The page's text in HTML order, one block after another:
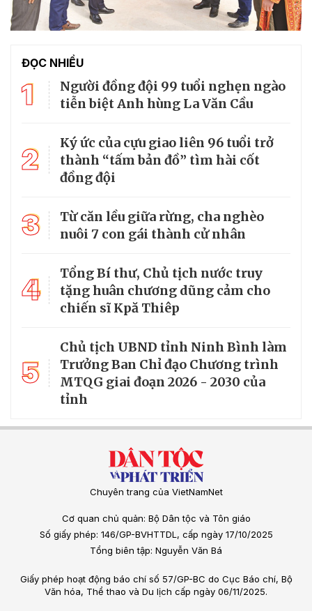
ĐỌC NHIỀU
1
Người đồng đội 99 tuổi nghẹn ngào
tiễn biệt Anh hùng La Văn Cầu
2
Ký ức của cựu giao liên 96 tuổi trở
thành “tấm bản đồ” tìm hài cốt
đồng đội
3
Từ căn lều giữa rừng, cha nghèo
nuôi 7 con gái thành cử nhân
4
Tổng Bí thư, Chủ tịch nước truy
tặng huân chương dũng cảm cho
chiến sĩ Kpă Thiêp
5
Chủ tịch UBND tỉnh Ninh Bình làm
Trưởng Ban Chỉ đạo Chương trình
MTQG giai đoạn 2026 - 2030 của
tỉnh
Chuyên trang của VietNamNet
Cơ quan chủ quản: Bộ Dân tộc và Tôn giáo
Số giấy phép: 146/GP-BVHTTDL, cấp ngày 17/10/2025
Tổng biên tập: Nguyễn Văn Bá
Giấy phép hoạt động báo chí số 57/GP-BC do Cục Báo chí, Bộ
Văn hóa, Thể thao và Du lịch cấp ngày 06/11/2025.